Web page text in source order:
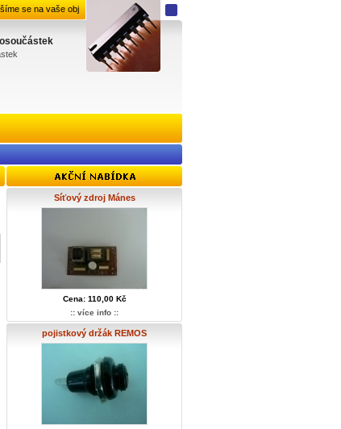
se na vaše objednávky.
Síťový zdroj Mánes
Cena: 110,00 Kč
:: více info ::
pojistkový držák REMOS